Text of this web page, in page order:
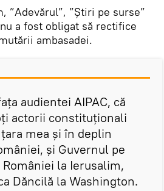
”Adevărul”, ”Știri pe surse”
a fost obligat să rectifice
ambasadei.
audientei AIPAC, că
actorii constituționali
mea și în deplin
și Guvernul pe
la Ierusalim,
Dăncilă la Washington.